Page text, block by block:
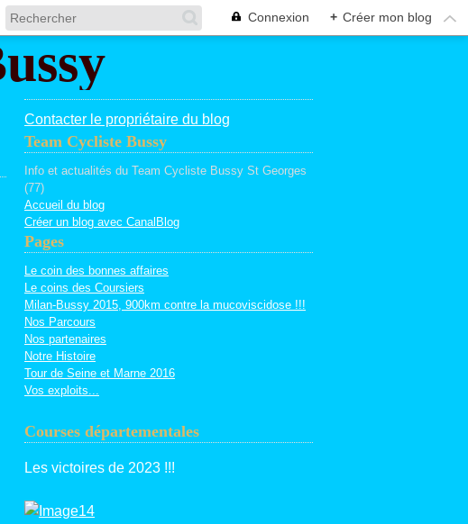
Connexion + Créer mon blog
Contacter le propriétaire du blog
Team Cycliste Bussy
Info et actualités du Team Cycliste Bussy St Georges
(77)
Accueil du blog
Créer un blog avec CanalBlog
Pages
Le coin des bonnes affaires
Le coins des Coursiers
Milan-Bussy 2015, 900km contre la mucoviscidose !!!
Nos Parcours
Nos partenaires
Notre Histoire
Tour de Seine et Marne 2016
Vos exploits...
Courses départementales
Les victoires de 2023 !!!